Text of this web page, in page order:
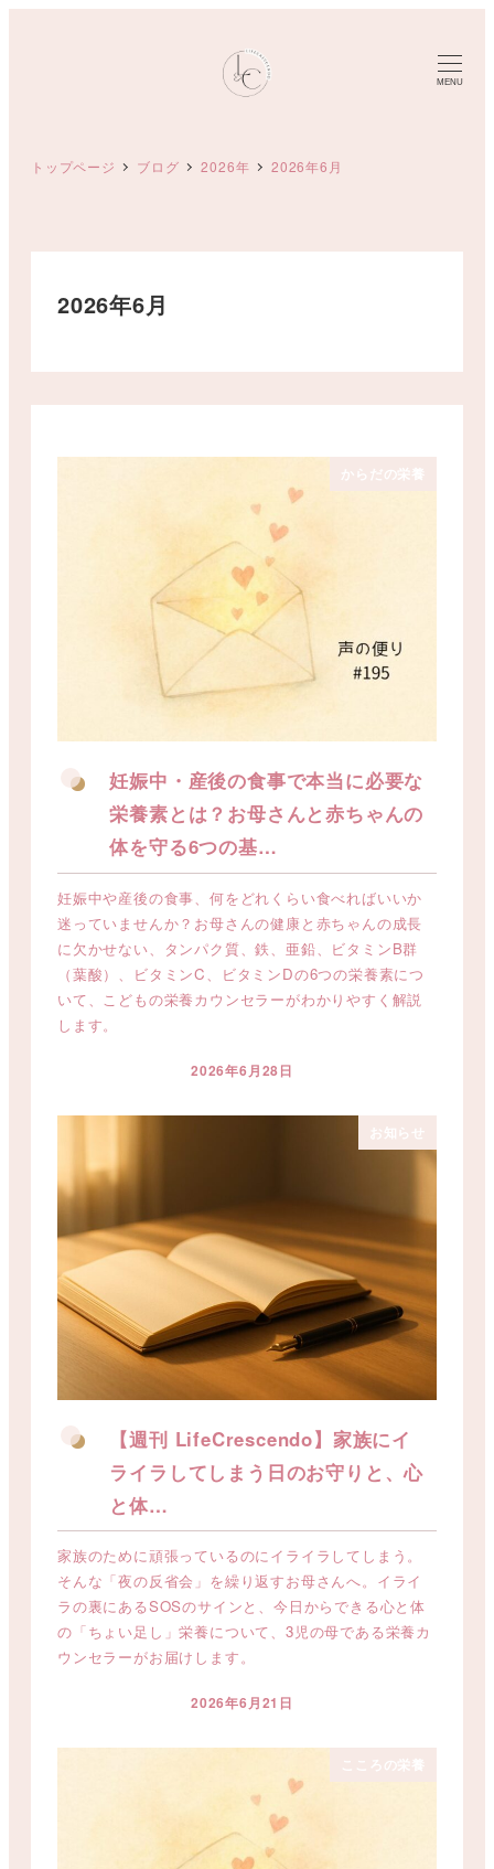
MENU
トップページ ブログ 2026年 2026年6月
2026年6月
からだの栄養
妊娠中・産後の食事で本当に必要な
栄養素とは？お母さんと赤ちゃんの
体を守る6つの基…
妊娠中や産後の食事、何をどれくらい食べればいいか
迷っていませんか？お母さんの健康と赤ちゃんの成長
に欠かせない、タンパク質、鉄、亜鉛、ビタミンB群
（葉酸）、ビタミンC、ビタミンDの6つの栄養素につ
いて、こどもの栄養カウンセラーがわかりやすく解説
します。
投稿日
2026年6月28日
お知らせ
【週刊 LifeCrescendo】家族にイ
ライラしてしまう日のお守りと、心
と体…
家族のために頑張っているのにイライラしてしまう。
そんな「夜の反省会」を繰り返すお母さんへ。イライ
ラの裏にあるSOSのサインと、今日からできる心と体
の「ちょい足し」栄養について、3児の母である栄養カ
ウンセラーがお届けします。
投稿日
2026年6月21日
こころの栄養